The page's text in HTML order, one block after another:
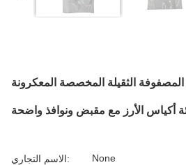
المصفوفة الثقيلة المخصصة المعكرونة
أكياس الأرز مع مقبض ونوافذ واضحة
الاسم التجاري: None